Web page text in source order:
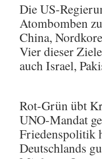
Die US-
Atombomben
China,
Vier dieser
auch Israel,
Rot-Grün übt
UNO-Mandat
Friedenspolitik
Deutschlands